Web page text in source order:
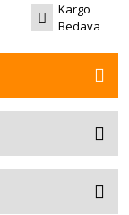
Kargo
Bedava